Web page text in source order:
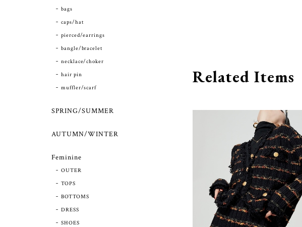
Related Items
bags
caps/hat
pierced/earrings
bangle/bracelet
necklace/choker
hair pin
muffler/scarf
SPRING/SUMMER
AUTUMN/WINTER
Feminine
OUTER
TOPS
BOTTOMS
DRESS
SHOES